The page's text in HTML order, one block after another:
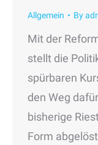
Allgemein By
Mit der
stellt die
spürbaren
den Weg
bisherige
Form